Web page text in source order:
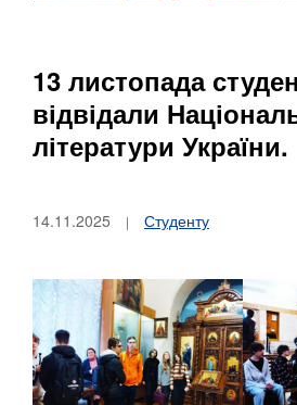
13 листопада
відвідали
літератури України.
14.11.2025 Студенту